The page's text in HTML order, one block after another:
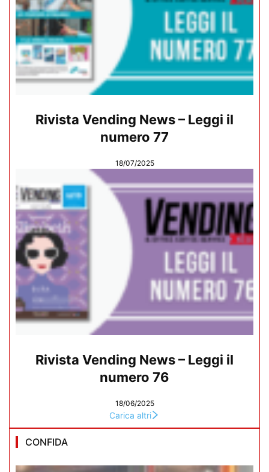
Rivista Vending News – Leggi il
numero 77
18/07/2025
Rivista Vending News – Leggi il
numero 76
18/06/2025
Carica altri
CONFIDA